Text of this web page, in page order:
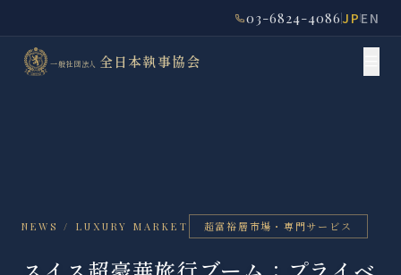
03-6824-4086JPEN
一般社団法人 全日本執事協会
NEWS / LUXURY MARKET 超富裕層市場・専門サービス